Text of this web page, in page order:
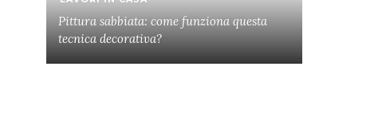
Pittura sabbiata: come funziona questa
tecnica decorativa?